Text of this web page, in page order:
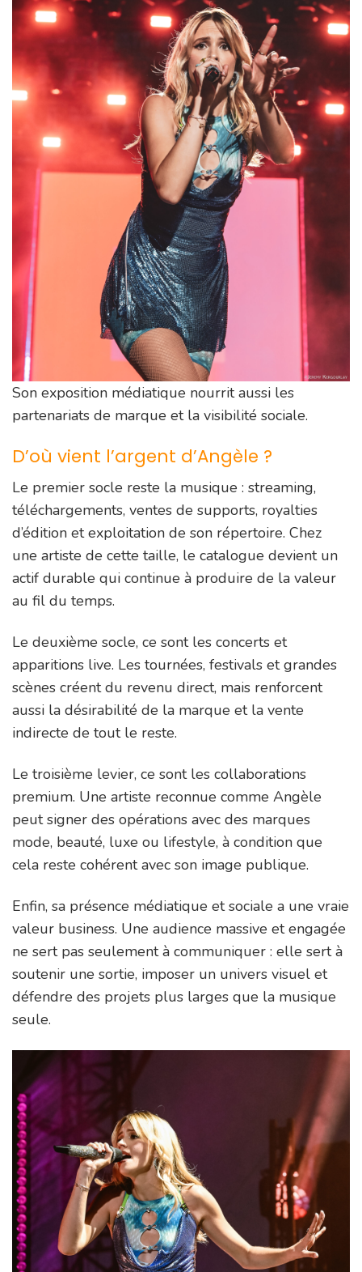
Son exposition médiatique nourrit aussi les
partenariats de marque et la visibilité sociale.
D’où vient l’argent d’Angèle ?
Le premier socle reste la musique : streaming,
téléchargements, ventes de supports, royalties
d’édition et exploitation de son répertoire. Chez
une artiste de cette taille, le catalogue devient un
actif durable qui continue à produire de la valeur
au fil du temps.
Le deuxième socle, ce sont les concerts et
apparitions live. Les tournées, festivals et grandes
scènes créent du revenu direct, mais renforcent
aussi la désirabilité de la marque et la vente
indirecte de tout le reste.
Le troisième levier, ce sont les collaborations
premium. Une artiste reconnue comme Angèle
peut signer des opérations avec des marques
mode, beauté, luxe ou lifestyle, à condition que
cela reste cohérent avec son image publique.
Enfin, sa présence médiatique et sociale a une vraie
valeur business. Une audience massive et engagée
ne sert pas seulement à communiquer : elle sert à
soutenir une sortie, imposer un univers visuel et
défendre des projets plus larges que la musique
seule.